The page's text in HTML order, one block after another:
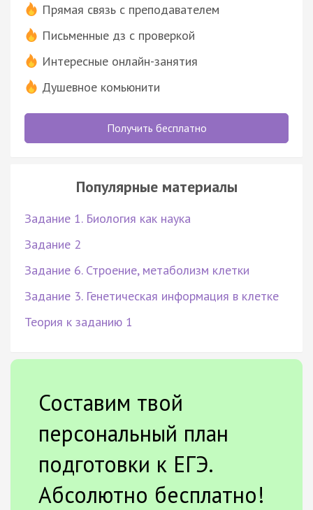
Прямая связь с преподавателем
Письменные дз с проверкой
Интересные онлайн-занятия
Душевное комьюнити
Получить бесплатно
Популярные материалы
Задание 1. Биология как наука
Задание 2
Задание 6. Строение, метаболизм клетки
Задание 3. Генетическая информация в клетке
Теория к заданию 1
Составим твой
персональный план
подготовки к ЕГЭ.
Абсолютно бесплатно!